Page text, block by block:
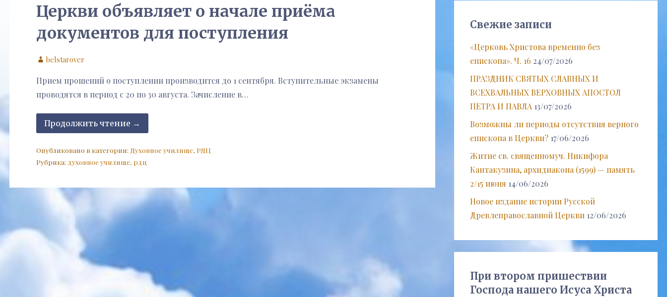
Церкви объявляет о начале приёма
документов для поступления
belstarover
Прием прошений о поступлении производится до 1 сентября. Вступительные экзамены
проводятся в период с 20 по 30 августа. Зачисление в…
Продолжить чтение →
Опубликовано в категории: Духовное училище, РДЦ
Рубрика: духовное училище, рдц
Свежие записи
«Церковь Христова временно без
епископа». Ч. 16 24/07/2026
ПРАЗДНИК СВЯТЫХ СЛАВНЫХ И
ВСЕХВАЛЬНЫХ ВЕРХОВНЫХ АПОСТОЛ
ПЕТРА И ПАВЛА 13/07/2026
Возможны ли периоды отсутствия верного
епископа в Церкви? 17/06/2026
Житие св. священномуч. Никифора
Кантакузина, архидиакона (1599) — память
2/15 июня 14/06/2026
Новое издание истории Русской
Древлеправославной Церкви 12/06/2026
При втором пришествии
Господа нашего Исуса Христа